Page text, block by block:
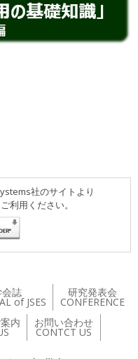
社のサイトより
利用ください。
誌
of JSES
研究発表会
CONFERENCE
内 お問い合わせ
CONTCT US